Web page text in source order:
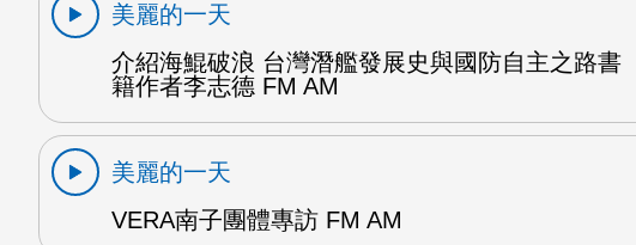
美麗的一天
介紹海鯤破浪 台灣潛艦發展史與國防自主之路書
籍作者李志德 FM AM
美麗的一天
VERA南子團體專訪 FM AM